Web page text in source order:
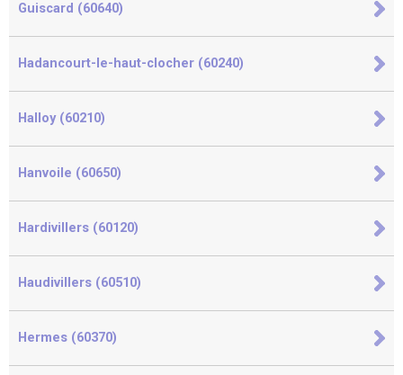
Guiscard (60640)
Hadancourt-le-haut-clocher (60240)
Halloy (60210)
Hanvoile (60650)
Hardivillers (60120)
Haudivillers (60510)
Hermes (60370)